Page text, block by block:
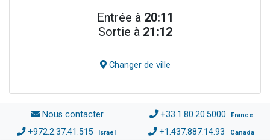
Entrée à 20:11
Sortie à 21:12
Changer de ville
Nous contacter +33.1.80.20.5000 France
+972.2.37.41.515 Israël +1.437.887.14.93 Canada